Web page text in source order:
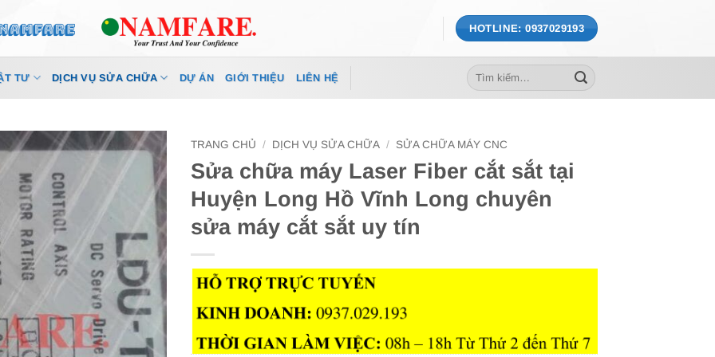
HOTLINE: 0937029193
TƯ DỊCH VỤ SỬA CHỮA DỰ ÁN GIỚI THIỆU LIÊN HỆ
Tìm
kiếm:
TRANG CHỦ / DỊCH VỤ SỬA CHỮA / SỬA CHỮA MÁY CNC
Sửa chữa máy Laser Fiber cắt sắt tại
Huyện Long Hồ Vĩnh Long chuyên
sửa máy cắt sắt uy tín